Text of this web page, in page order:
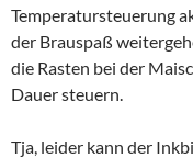
Temperatursteuerung
der Brauspaß
die Rasten bei der
Dauer steuern.
Tja, leider kann der